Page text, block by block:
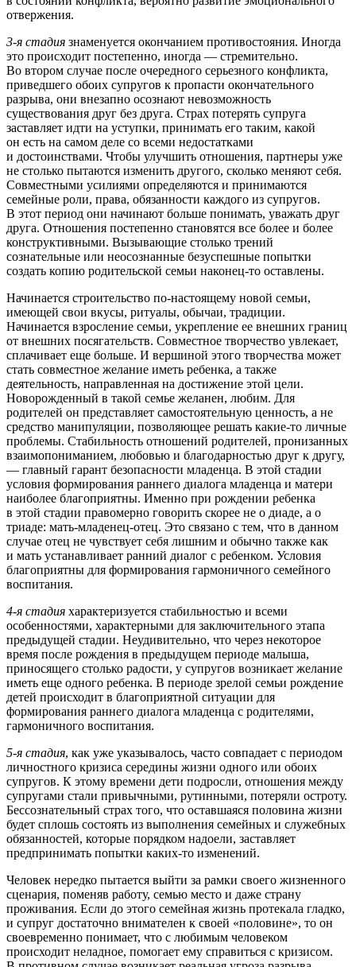
отвержения.
3-я стадия знаменуется окончанием противостояния. Иногда
это происходит постепенно, иногда — стремительно.
Во втором случае после очередного серьезного конфликта,
приведшего обоих супругов к пропасти окончательного
разрыва, они внезапно осознают невозможность
существования друг без друга. Страх потерять супруга
заставляет идти на уступки, принимать его таким, какой
он есть на самом деле со всеми недостатками
и достоинствами. Чтобы улучшить отношения, партнеры уже
не столько пытаются изменить другого, сколько меняют себя.
Совместными усилиями определяются и принимаются
семейные роли, права, обязанности каждого из супругов.
В этот период они начинают больше понимать, уважать друг
друга. Отношения постепенно становятся все более и более
конструктивными. Вызывающие столько трений
сознательные или неосознанные безуспешные попытки
создать копию родительской семьи наконец-то оставлены.
Начинается строительство по-настоящему новой семьи,
имеющей свои вкусы, ритуалы, обычаи, традиции.
Начинается взросление семьи, укрепление ее внешних границ
от внешних посягательств. Совместное творчество увлекает,
сплачивает еще больше. И вершиной этого творчества может
стать совместное желание иметь ребенка, а также
деятельность, направленная на достижение этой цели.
Новорожденный в такой семье желанен, любим. Для
родителей он представляет самостоятельную ценность, а не
средство манипуляции, позволяющее решать какие-то личные
проблемы. Стабильность отношений родителей, пронизанных
взаимопониманием, любовью и благодарностью друг к другу,
— главный гарант безопасности младенца. В этой стадии
условия формирования раннего диалога младенца и матери
наиболее благоприятны. Именно при рождении ребенка
в этой стадии правомерно говорить скорее не о диаде, а о
триаде: мать-младенец-отец. Это связано с тем, что в данном
случае отец не чувствует себя лишним и обычно также как
и мать устанавливает ранний диалог с ребенком. Условия
благоприятны для формирования гармоничного семейного
воспитания.
4-я стадия характеризуется стабильностью и всеми
особенностями, характерными для заключительного этапа
предыдущей стадии. Неудивительно, что через некоторое
время после рождения в предыдущем периоде малыша,
приносящего столько радости, у супругов возникает желание
иметь еще одного ребенка. В периоде зрелой семьи рождение
детей происходит в благоприятной ситуации для
формирования раннего диалога младенца с родителями,
гармоничного воспитания.
5-я стадия, как уже указывалось, часто совпадает с периодом
личностного кризиса середины жизни одного или обоих
супругов. К этому времени дети подросли, отношения между
супругами стали привычными, рутинными, потеряли остроту.
Бессознательный страх того, что оставшаяся половина жизни
будет сплошь состоять из выполнения семейных и служебных
обязанностей, которые порядком надоели, заставляет
предпринимать попытки каких-то изменений.
Человек нередко пытается выйти за рамки своего жизненного
сценария, поменяв работу, семью место и даже страну
проживания. Если до этого семейная жизнь протекала гладко,
и супруг достаточно внимателен к своей «половине», то он
своевременно понимает, что с любимым человеком
происходит неладное, помогает ему справиться с кризисом.